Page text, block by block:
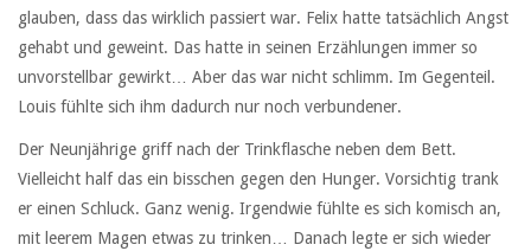
glauben, dass das wirklich passiert war. Felix hatte tatsächlich Angst
gehabt und geweint. Das hatte in seinen Erzählungen immer so
unvorstellbar gewirkt… Aber das war nicht schlimm. Im Gegenteil.
Louis fühlte sich ihm dadurch nur noch verbundener.
Der Neunjährige griff nach der Trinkflasche neben dem Bett.
Vielleicht half das ein bisschen gegen den Hunger. Vorsichtig trank
er einen Schluck. Ganz wenig. Irgendwie fühlte es sich komisch an,
mit leerem Magen etwas zu trinken… Danach legte er sich wieder